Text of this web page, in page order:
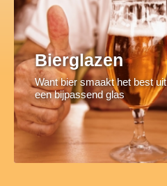
Bierglazen
Want bier smaakt het best uit
een bijpassend glas